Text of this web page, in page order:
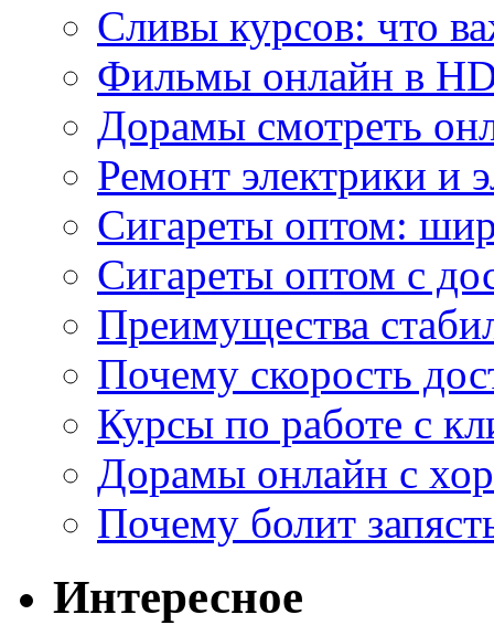
Сливы курсов: что
Фильмы онлайн в
Дорамы смотреть
Ремонт электрики и
Сигареты оптом:
Сигареты оптом с
Преимущества
Почему скорость
Курсы по работе с
Дорамы онлайн с
Почему болит
Интересное